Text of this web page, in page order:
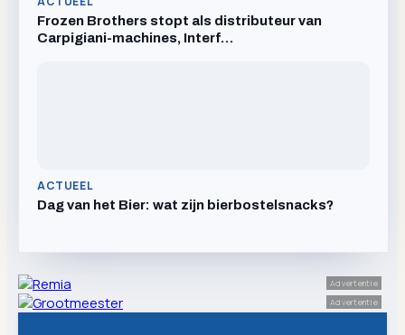
Frozen Brothers stopt als distributeur van
Carpigiani-machines, Interf…
ACTUEEL
Dag van het Bier: wat zijn bierbostelsnacks?
Advertentie
Advertentie